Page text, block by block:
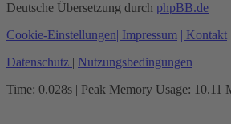
Deutsche Übersetzung durch phpBB.de
Cookie-Einstellungen| Impressum | Kontakt
Datenschutz | Nutzungsbedingungen
Time: 0.028s | Peak Memory Usage: